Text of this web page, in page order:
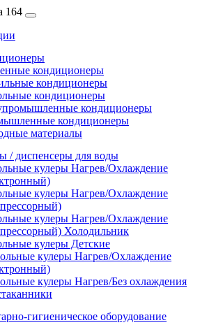
164
кондиционеры
кондиционеры
кондиционеры
кондиционеры
кондиционеры
материалы
/ диспенсеры для воды
кулеры Нагрев/Охлаждение
кулеры Нагрев/Охлаждение
кулеры Нагрев/Охлаждение
Холодильник
кулеры Детские
кулеры Нагрев/Охлаждение
кулеры Нагрев/Без охлаждения
гигиеническое оборудование